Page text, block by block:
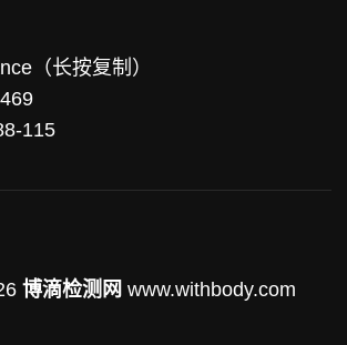
（长按复制）
115
博滴检测网 www.withbody.com